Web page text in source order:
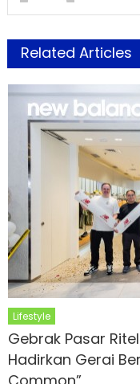
Related Articles
Lifestyle
Gebrak Pasar
Hadirkan Gerai